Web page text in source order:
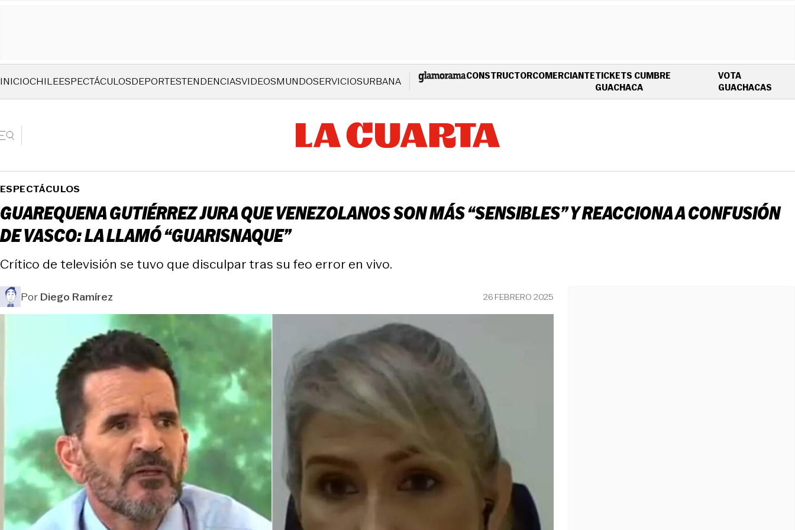
INICIOCHILEESPECTÁCULOSDEPORTESTENDENCIASVIDEOSMUNDOSERVICIOSURBANA CONSTRUCTORCOMERCIANTETICKETS CUMBRE
GUACHACAOPENS IN NEW WINDOW
VOTA
GUACHACAS
ESPECTÁCULOS
GUAREQUENA GUTIÉRREZ JURA QUE VENEZOLANOS SON MÁS “SENSIBLES” Y REACCIONA A CONFUSIÓN
DE VASCO: LA LLAMÓ “GUARISNAQUE”
Crítico de televisión se tuvo que disculpar tras su feo error en vivo.
PorDiego Ramírez 26 FEBRERO 2025